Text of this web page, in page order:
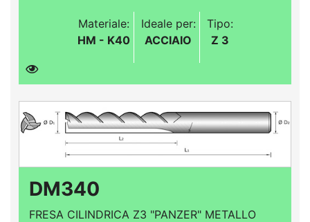
Materiale:
HM - K40
Ideale per:
ACCIAIO
Tipo:
Z 3
DM340
FRESA CILINDRICA Z3 "PANZER" METALLO